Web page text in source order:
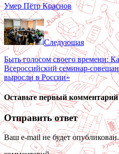
Умер Пётр Краснов
Следующая
Быть голосом своего времени:
Всероссийский семинар-
выросли в России»
Оставьте первый комментарий
Отправить ответ
Ваш e-mail не будет опубликован.